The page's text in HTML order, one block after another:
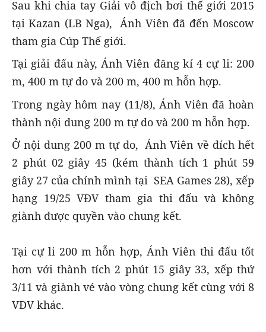
Sau khi chia tay Giải vô địch bơi thế giới 2015
tại Kazan (LB Nga), Ánh Viên đã đến Moscow
tham gia Cúp Thế giới.
Tại giải đấu này, Ánh Viên đăng kí 4 cự li: 200
m, 400 m tự do và 200 m, 400 m hỗn hợp.
Trong ngày hôm nay (11/8), Ánh Viên đã hoàn
thành nội dung 200 m tự do và 200 m hỗn hợp.
Ở nội dung 200 m tự do, Ánh Viên về đích hết
2 phút 02 giây 45 (kém thành tích 1 phút 59
giây 27 của chính mình tại SEA Games 28), xếp
hạng 19/25 VĐV tham gia thi đấu và không
giành được quyền vào chung kết.
Tại cự li 200 m hỗn hợp, Ánh Viên thi đấu tốt
hơn với thành tích 2 phút 15 giây 33, xếp thứ
3/11 và giành vé vào vòng chung kết cùng với 8
VĐV khác.